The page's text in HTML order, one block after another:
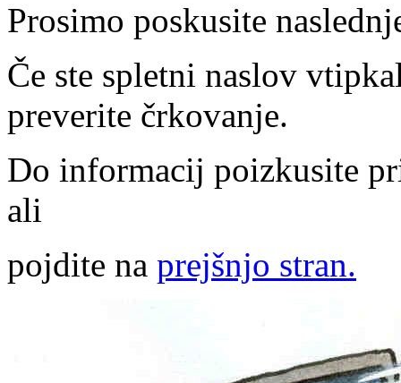
Prosimo poskusite
Če ste spletni naslov
preverite črkovanje.
Do informacij poizkusite
ali
pojdite na prejšnjo stran.